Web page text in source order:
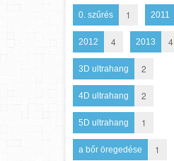
0. szűrés 1 2011
2012 4 2013 4
3D ultrahang 2
4D ultrahang 2
5D ultrahang 1
a bőr öregedése 1